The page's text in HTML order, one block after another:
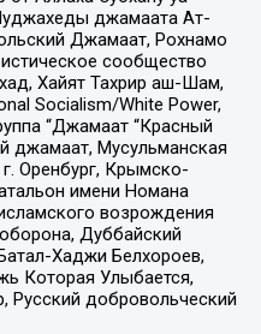
джамаата Ат-
Джамаат, Рохнамо
сообщество
Хайят Тахрир аш-Шам,
Socialism/White Power,
“Джамаат “Красный
джамаат, Мусульманская
Оренбург, Крымско-
имени Номана
возрождения
Дуббайский
Хаджи Белхороев,
Которая Улыбается,
Русский добровольческий